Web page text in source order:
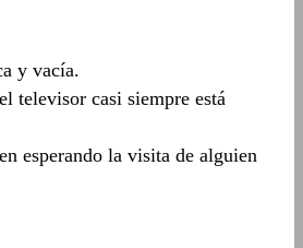
y vacía.
televisor casi siempre está
esperando la visita de alguien